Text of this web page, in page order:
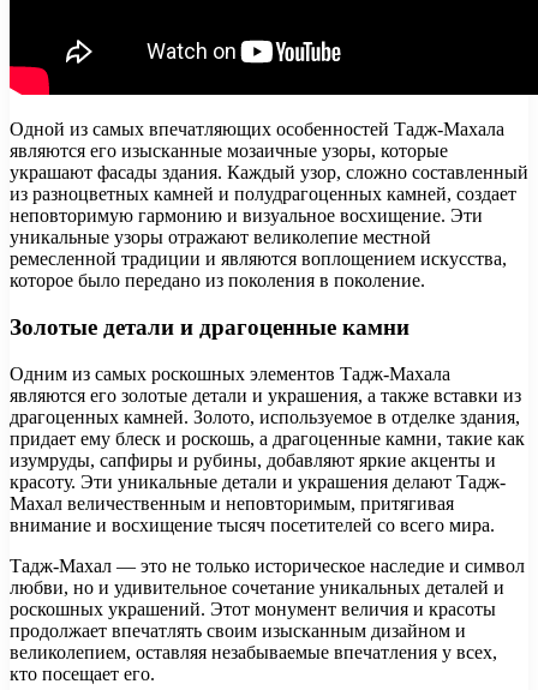
Одной из самых впечатляющих особенностей Тадж-Махала
являются его изысканные мозаичные узоры, которые
украшают фасады здания. Каждый узор, сложно составленный
из разноцветных камней и полудрагоценных камней, создает
неповторимую гармонию и визуальное восхищение. Эти
уникальные узоры отражают великолепие местной
ремесленной традиции и являются воплощением искусства,
которое было передано из поколения в поколение.
Золотые детали и драгоценные камни
Одним из самых роскошных элементов Тадж-Махала
являются его золотые детали и украшения, а также вставки из
драгоценных камней. Золото, используемое в отделке здания,
придает ему блеск и роскошь, а драгоценные камни, такие как
изумруды, сапфиры и рубины, добавляют яркие акценты и
красоту. Эти уникальные детали и украшения делают Тадж-
Махал величественным и неповторимым, притягивая
внимание и восхищение тысяч посетителей со всего мира.
Тадж-Махал — это не только историческое наследие и символ
любви, но и удивительное сочетание уникальных деталей и
роскошных украшений. Этот монумент величия и красоты
продолжает впечатлять своим изысканным дизайном и
великолепием, оставляя незабываемые впечатления у всех,
кто посещает его.